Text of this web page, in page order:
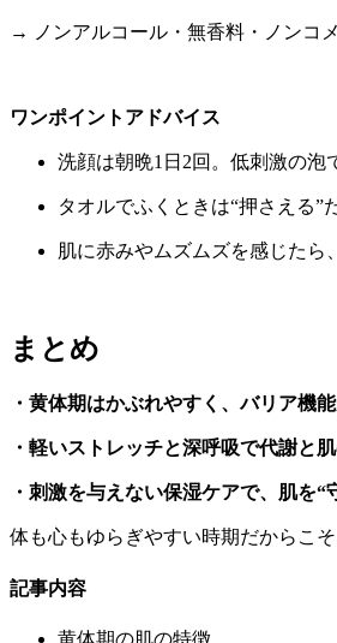
→ ノンアルコール・無香料・ノンコ
ワンポイントアドバイス
洗顔は朝晩1日2回。低刺激の泡
タオルでふくときは“押さえる”
肌に赤みやムズムズを感じたら
まとめ
・黄体期はかぶれやすく、バリア機
・軽いストレッチと深呼吸で代謝と
・刺激を与えない保湿ケアで、肌を“
体も心もゆらぎやすい時期だからこ
記事内容
黄体期の肌の特徴